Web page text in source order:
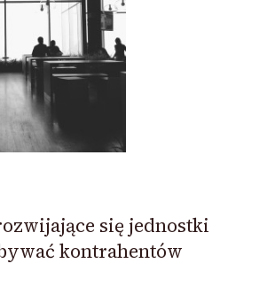
się jednostki
kontrahentów